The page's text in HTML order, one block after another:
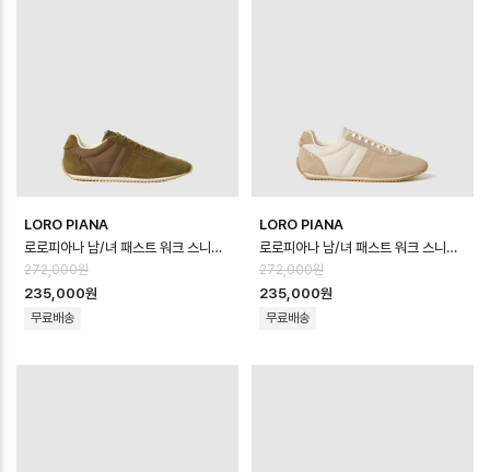
LORO PIANA
로로피아나 남/녀 패스트 워크 스니커즈 - Loro Piana Unisex Fast Wal…
272,000원
235,000원
무료배송
LORO PIANA
로로피아나 남/녀 패스트 워크 스니커즈 - Loro Piana Unisex Fast Wal…
272,000원
235,000원
무료배송